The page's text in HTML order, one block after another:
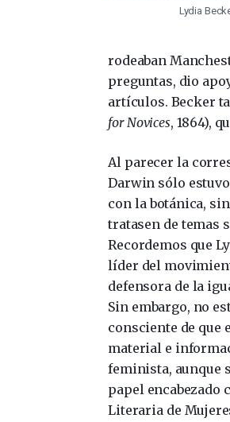
Lydia
rodeaban
preguntas, dio
artículos. Becker
for Novices, 1864),
Al parecer la
Darwin sólo
con la botánica,
tratasen de temas
Recordemos que
líder del
defensora de la
Sin embargo, no
consciente de que
material e
feminista, aunque
papel encabezado
Literaria de